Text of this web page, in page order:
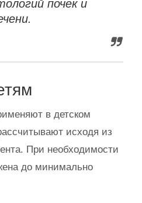
почек и
в детском
исходя из
При необходимости
до минимально